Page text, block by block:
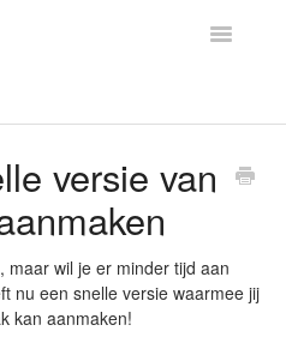
Toggle
helpdesk
versie van
maar wil je er minder tijd aan
nu een snelle versie waarmee jij
kan aanmaken!